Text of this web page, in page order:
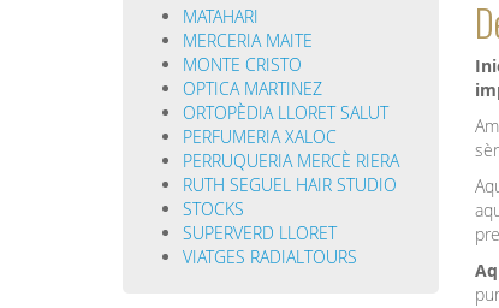
MATAHARI
MERCERIA MAITE
MONTE CRISTO
OPTICA MARTINEZ
ORTOPÈDIA LLORET SALUT
PERFUMERIA XALOC
PERRUQUERIA MERCÈ RIERA
RUTH SEGUEL HAIR STUDIO
STOCKS
SUPERVERD LLORET
VIATGES RADIALTOURS